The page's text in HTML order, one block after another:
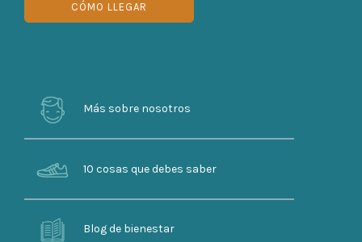
CÓMO LLEGAR
Más sobre nosotros
10 cosas que debes saber
Blog de bienestar